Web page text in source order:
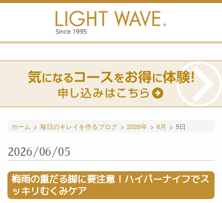
ホーム > 毎日のキレイを作るブログ > 2026年 > 6月 > 5日
2026/06/05
梅雨の重だる脚に要注意！ハイパーナイフでス
ッキリむくみケア